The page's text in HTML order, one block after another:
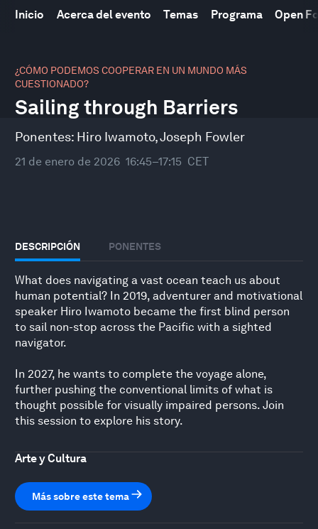
Inicio Acerca del evento Temas Programa Open
¿CÓMO PODEMOS COOPERAR EN UN MUNDO MÁS
CUESTIONADO?
Sailing through Barriers
Ponentes: Hiro Iwamoto,Joseph Fowler
21 de enero de 2026 16:45–17:15 CET
DESCRIPCIÓN PONENTES
What does navigating a vast ocean teach us about
human potential? In 2019, adventurer and motivational
speaker Hiro Iwamoto became the first blind person
to sail non-stop across the Pacific with a sighted
navigator.
In 2027, he wants to complete the voyage alone,
further pushing the conventional limits of what is
thought possible for visually impaired persons. Join
this session to explore his story.
Arte y Cultura
Más sobre este tema
seconds
of
minutes,
10